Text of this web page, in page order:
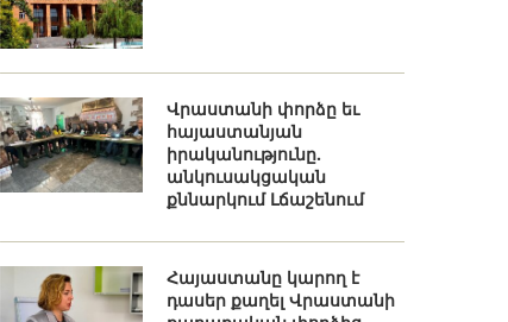
Վրաստանի փորձը եւ
հայաստանյան
իրականությունը.
անկուսակցական
քննարկում Լճաշենում
Հայաստանը կարող է
դասեր քաղել Վրաստանի